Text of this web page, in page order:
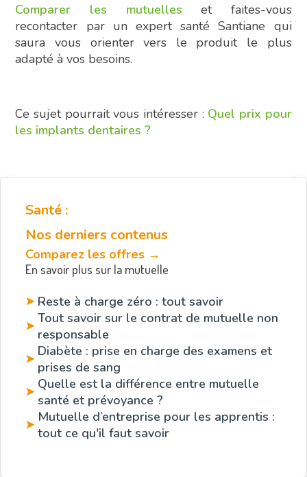
Comparer les mutuelles et faites-vous
recontacter par un expert santé Santiane qui
saura vous orienter vers le produit le plus
adapté à vos besoins.
Ce sujet pourrait vous intéresser : Quel prix pour
les implants dentaires ?
Santé :
Nos derniers contenus
Comparez les offres →
En savoir plus sur la mutuelle
➤ Reste à charge zéro : tout savoir
➤ Tout savoir sur le contrat de mutuelle non
responsable
➤ Diabète : prise en charge des examens et
prises de sang
➤ Quelle est la différence entre mutuelle
santé et prévoyance ?
➤ Mutuelle d’entreprise pour les apprentis :
tout ce qu'il faut savoir